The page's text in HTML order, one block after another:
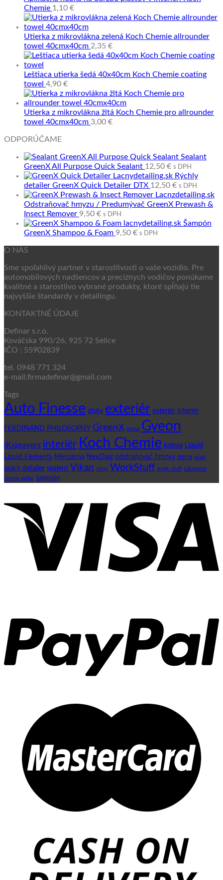
Chemie 1,10 €
Utierka z mikrovlákna zelená Koch Chemie allrounder
towel 40cmx40cm 2,35 €
Leštiaca utierka šedá 40x40cm Koch Chemie coating
towel 4,90 €
Utierka z mikrovlákna žltá Koch Chemie pro allrounder
towel 40cmx40cm 3,00 €
ODPORÚČAME
Sealant
GreenX All Purpose Quick Sealant 12,50 € s DPH
Rýchly
detailer GreenX Quick Detailer DTX 12,50 € s DPH
Odstraňovač hmyzu / Predumývač GreenX Prewash &
Insect Remover 9,50 € s DPH
Šampón
GreenX Shampoo & Foam 9,50 € s DPH
O NÁS
Sme spoľahlivý partner v starostlivosti o vaše vozidlo. Pre
automobilových nadšencov a precíznych vodičov ponúkame
kvalitné a starostlivo vybrané produkty, ktoré spĺňajú tie
najvyššie štandardy v detailingu.
KONTAKTNÉ ÚDAJE
Definar s.r.o.
Kováčska 990/26, 925 72 Selice
IČO : 55902839
tel. 0948 771 324
e-mail:firmadefinar@gmail.com
Tags
Auto Finesse disky exteriér exteriér interiér
FERDINAND PHILOSOPHY GreenX guma Gyeon
iKsprayers interiér Koch Chemie kolesa Liquid
Liquid Elements Menzerna NexDiag odstraňovač hmzyu pena plast
quick detailer sealent Vikan vinyl WorkStuff work stuff čalunenie
čističe skliel
šampón